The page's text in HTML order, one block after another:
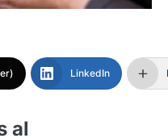
LinkedIn
al